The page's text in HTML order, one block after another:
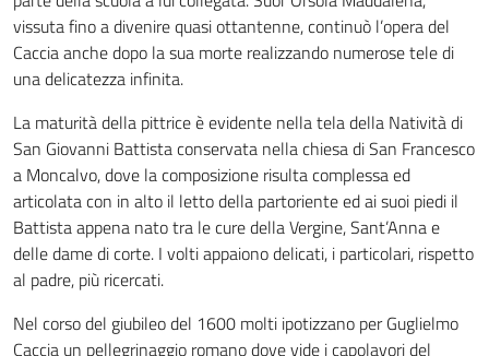
vissuta fino a divenire quasi ottantenne, continuò l’opera del
Caccia anche dopo la sua morte realizzando numerose tele di
una delicatezza infinita.
La maturità della pittrice è evidente nella tela della Natività di
San Giovanni Battista conservata nella chiesa di San Francesco
a Moncalvo, dove la composizione risulta complessa ed
articolata con in alto il letto della partoriente ed ai suoi piedi il
Battista appena nato tra le cure della Vergine, Sant’Anna e
delle dame di corte. I volti appaiono delicati, i particolari, rispetto
al padre, più ricercati.
Nel corso del giubileo del 1600 molti ipotizzano per Guglielmo
Caccia un pellegrinaggio romano dove vide i capolavori del